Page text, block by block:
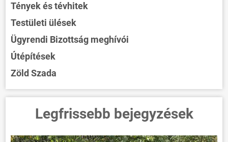
ÜGYINTÉZÉS
KÖZÖSSÉG
Tények és tévhitek
Testületi ülések
Ügyrendi Bizottság meghívói
Útépítések
Zöld Szada
Legfrissebb bejegyzések